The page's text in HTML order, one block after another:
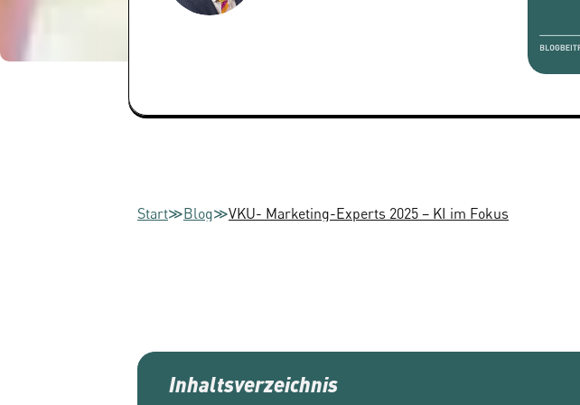
Start≫Blog≫VKU- Marketing-Experts 2025 – KI im Fokus
Inhaltsverzeichnis